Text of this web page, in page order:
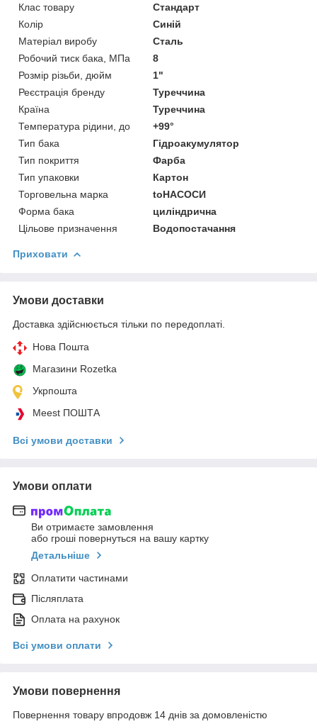
Клас товару
Стандарт
Колір
Синій
Матеріал виробу
Сталь
Робочий тиск бака, МПа
8
Розмір різьби, дюйм
1"
Реєстрація бренду
Туреччина
Країна
Туреччина
Температура рідини, до
+99°
Тип бака
Гідроакумулятор
Тип покриття
Фарба
Тип упаковки
Картон
Торговельна марка
toНАСОСИ
Форма бака
циліндрична
Цільове призначення
Водопостачання
Приховати
Умови доставки
Доставка здійснюється тільки по передоплаті.
Нова Пошта
Магазини Rozetka
Укрпошта
Meest ПОШТА
Всі умови доставки
Умови оплати
Ви отримаєте замовлення
або гроші повернуться на вашу картку
Детальніше
Оплатити частинами
Післяплата
Оплата на рахунок
Всі умови оплати
Умови повернення
Повернення товару впродовж 14 днів за домовленістю